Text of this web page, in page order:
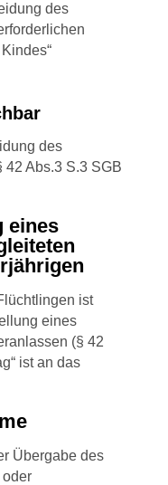
des
des
42 Abs.3 S.3 SGB
eines
ist
eines
(§ 42
ist an das
Übergabe des
oder